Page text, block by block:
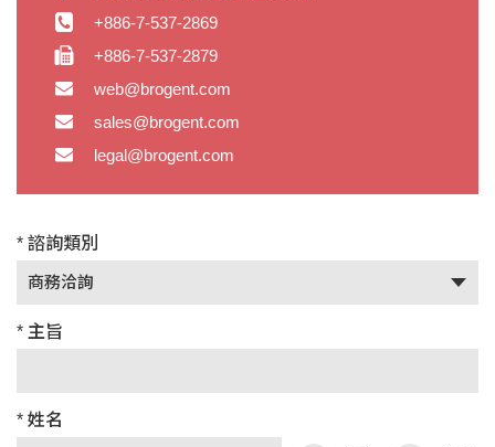
+886-7-537-2869
+886-7-537-2879
web@brogent.com
sales@brogent.com
legal@brogent.com
* 諮詢類別
* 主旨
* 姓名